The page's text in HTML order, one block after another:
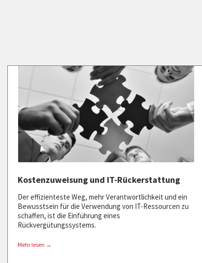
Kostenzuweisung und IT-Rückerstattung
Der effizienteste Weg, mehr Verantwortlichkeit und ein
Bewusstsein für die Verwendung von IT-Ressourcen zu
schaffen, ist die Einführung eines
Rückvergütungssystems.
Mehr lesen →